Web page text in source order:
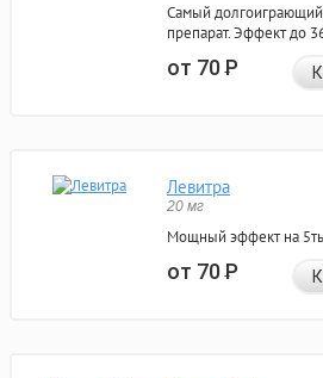
Самый долгоиграющий
препарат. Эффект до
от 70Р
Левитра
20 мг
Мощный эффект на 5ть
от 70Р